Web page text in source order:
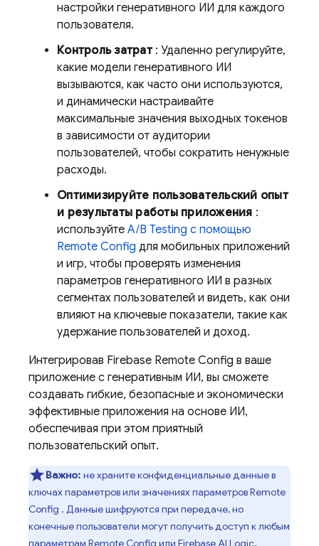
настройки генеративного ИИ для каждого
пользователя.
Контроль затрат: Удаленно регулируйте,
какие модели генеративного ИИ
вызываются, как часто они используются,
и динамически настраивайте
максимальные значения выходных токенов
в зависимости от аудитории
пользователей, чтобы сократить ненужные
расходы.
Оптимизируйте пользовательский опыт
и результаты работы приложения :
используйте A/B Testing с помощью
Remote Config для мобильных приложений
и игр, чтобы проверять изменения
параметров генеративного ИИ в разных
сегментах пользователей и видеть, как они
влияют на ключевые показатели, такие как
удержание пользователей и доход.
Интегрировав Firebase Remote Config в ваше
приложение с генеративным ИИ, вы сможете
создавать гибкие, безопасные и экономически
эффективные приложения на основе ИИ,
обеспечивая при этом приятный
пользовательский опыт.
Важно: не храните конфиденциальные данные в
ключах параметров или значениях параметровRemote
Config . Данные шифруются при передаче, но
конечные пользователи могут получить доступ к любым
параметрам Remote Config или Firebase AI Logic,